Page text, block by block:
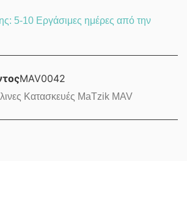
5-10 Eργάσιμες ημέρες από την
MAV0042
Κατασκευές MaTzik MAV